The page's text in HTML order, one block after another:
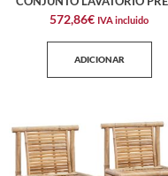
572,86€ IVA incluido
ADICIONAR